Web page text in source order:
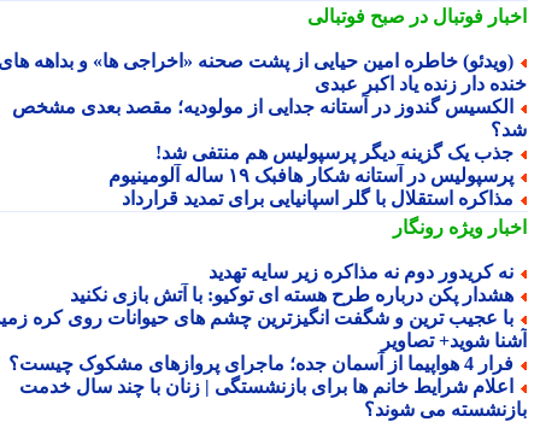
فوتبال در صبح فوتبالی
خاطره امین حیایی از پشت صحنه «اخراجی ها» و بداهه های
دار زنده یاد اکبر عبدی
گندوز در آستانه جدایی از مولودیه؛ مقصد بعدی مشخص
یک گزینه دیگر پرسپولیس هم منتفی شد!
در آستانه شکار هافبک ۱۹ ساله آلومینیوم
استقلال با گلر اسپانیایی برای تمدید قرارداد
ویژهرونگار
کریدور دوم نه مذاکره زیر سایه تهدید
پکن درباره طرح هسته ای توکیو: با آتش بازی نکنید
عجیب ترین و شگفت انگیزترین چشم های حیوانات روی کره زمین
شوید+ تصاویر
از آسمان جده؛ ماجرای پروازهای مشکوک چیست؟
شرایط خانم ها برای بازنشستگی | زنان با چند سال خدمت
می شوند؟